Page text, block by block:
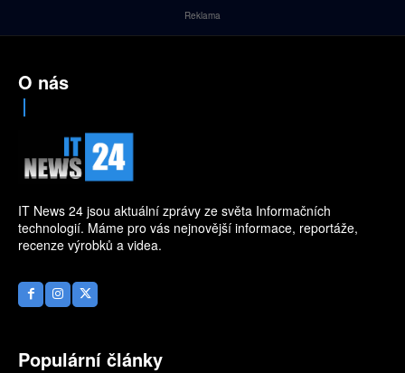
Reklama
O nás
IT News 24 jsou aktuální zprávy ze světa Informačních
technologií. Máme pro vás nejnovější informace, reportáže,
recenze výrobků a videa.
Populární články